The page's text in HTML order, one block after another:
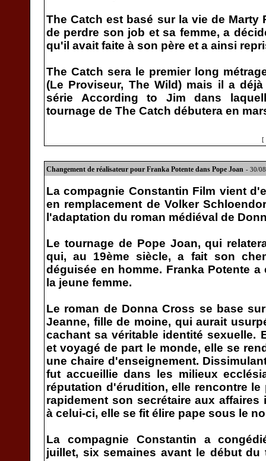
The Catch est basé sur la vie de Marty
de perdre son job et sa femme, a
qu'il avait faite à son père et a ainsi
The Catch sera le premier long
(Le Proviseur, The Wild) mais il a
série According to Jim dans
tournage de The Catch débutera en
[
Changement de réalisateur pour Franka Potente dans Pope Joan - 30/
La compagnie Constantin Film vient
en remplacement de Volker
l'adaptation du roman médiéval de
Le tournage de Pope Joan, qui
qui, au 19ème siècle, a fait son
déguisée en homme. Franka Potente
la jeune femme.
Le roman de Donna Cross se base
Jeanne, fille de moine, qui aurait
cachant sa véritable identité sexuelle.
et voyagé de part le monde, elle se
une chaire d'enseignement.
fut accueillie dans les milieux
réputation d'érudition, elle rencontre le
rapidement son secrétaire aux affaires
à celui-ci, elle se fit élire pape sous le
La compagnie Constantin a
juillet, six semaines avant le début du